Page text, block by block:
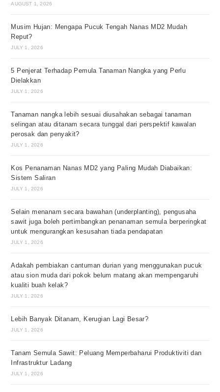
AUGUST 1, 2026
Musim Hujan: Mengapa Pucuk Tengah Nanas MD2 Mudah
Reput?
JULY 1, 2026
5 Penjerat Terhadap Pemula Tanaman Nangka yang Perlu
Dielakkan
JULY 1, 2026
Tanaman nangka lebih sesuai diusahakan sebagai tanaman
selingan atau ditanam secara tunggal dari perspektif kawalan
perosak dan penyakit?
JULY 1, 2026
Kos Penanaman Nanas MD2 yang Paling Mudah Diabaikan:
Sistem Saliran
JULY 1, 2026
Selain menanam secara bawahan (underplanting), pengusaha
sawit juga boleh pertimbangkan penanaman semula berperingkat
untuk mengurangkan kesusahan tiada pendapatan
JULY 1, 2026
Adakah pembiakan cantuman durian yang menggunakan pucuk
atau sion muda dari pokok belum matang akan mempengaruhi
kualiti buah kelak?
JULY 1, 2026
Lebih Banyak Ditanam, Kerugian Lagi Besar?
JULY 1, 2026
Tanam Semula Sawit: Peluang Memperbaharui Produktiviti dan
Infrastruktur Ladang
JULY 1, 2026